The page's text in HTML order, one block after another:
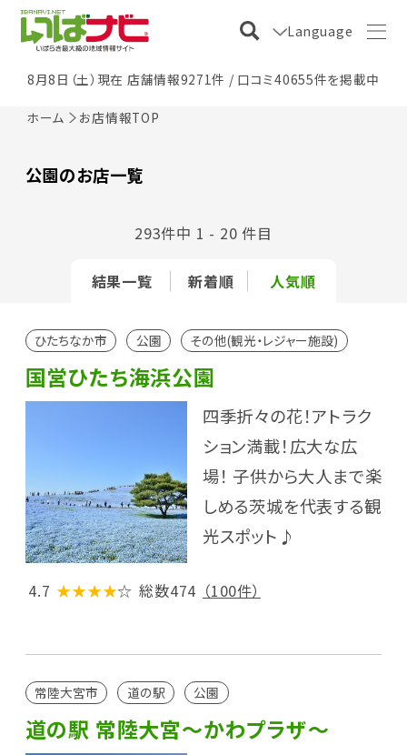
Language
8月8日（土）現在 店舗情報9271件 / 口コミ40655件を掲載中
ホーム お店情報TOP
公園のお店一覧
結果一覧 新着順 人気順
293件中 1 - 20 件目
ひたちなか市 公園 その他(観光・レジャー施設)
国営ひたち海浜公園
四季折々の花！アトラク
ション満載！広大な広
場！ 子供から大人まで楽
しめる茨城を代表する観
光スポット♪
4.7 ★★★★☆ 総数474 （100件）
常陸大宮市 道の駅 公園
道の駅 常陸大宮～かわプラザ～